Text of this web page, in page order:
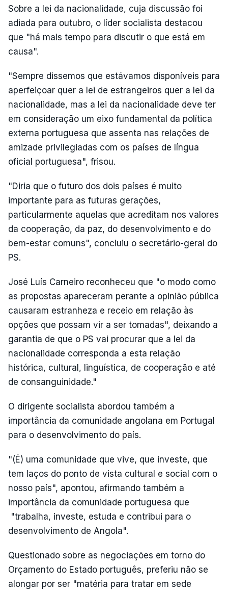
Sobre a lei da nacionalidade, cuja discussão foi
adiada para outubro, o líder socialista destacou
que "há mais tempo para discutir o que está em
causa".
"Sempre dissemos que estávamos disponíveis para
aperfeiçoar quer a lei de estrangeiros quer a lei da
nacionalidade, mas a lei da nacionalidade deve ter
em consideração um eixo fundamental da política
externa portuguesa que assenta nas relações de
amizade privilegiadas com os países de língua
oficial portuguesa", frisou.
"Diria que o futuro dos dois países é muito
importante para as futuras gerações,
particularmente aquelas que acreditam nos valores
da cooperação, da paz, do desenvolvimento e do
bem-estar comuns", concluiu o secretário-geral do
PS.
José Luís Carneiro reconheceu que "o modo como
as propostas apareceram perante a opinião pública
causaram estranheza e receio em relação às
opções que possam vir a ser tomadas", deixando a
garantia de que o PS vai procurar que a lei da
nacionalidade corresponda a esta relação
histórica, cultural, linguística, de cooperação e até
de consanguinidade."
O dirigente socialista abordou também a
importância da comunidade angolana em Portugal
para o desenvolvimento do país.
"(É) uma comunidade que vive, que investe, que
tem laços do ponto de vista cultural e social com o
nosso país", apontou, afirmando também a
importância da comunidade portuguesa que
"trabalha, investe, estuda e contribui para o
desenvolvimento de Angola".
Questionado sobre as negociações em torno do
Orçamento do Estado português, preferiu não se
alongar por ser "matéria para tratar em sede